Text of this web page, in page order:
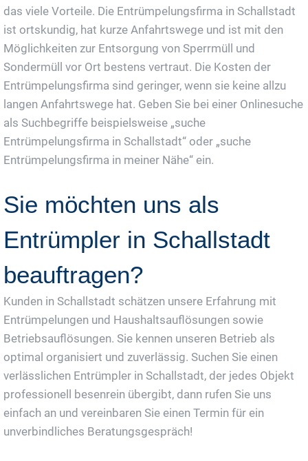
das viele Vorteile. Die Entrümpelungsfirma in Schallstadt
ist ortskundig, hat kurze Anfahrtswege und ist mit den
Möglichkeiten zur Entsorgung von Sperrmüll und
Sondermüll vor Ort bestens vertraut. Die Kosten der
Entrümpelungsfirma sind geringer, wenn sie keine allzu
langen Anfahrtswege hat. Geben Sie bei einer Onlinesuche
als Suchbegriffe beispielsweise „suche
Entrümpelungsfirma in Schallstadt“ oder „suche
Entrümpelungsfirma in meiner Nähe“ ein.
Sie möchten uns als
Entrümpler in Schallstadt
beauftragen?
Kunden in Schallstadt schätzen unsere Erfahrung mit
Entrümpelungen und Haushaltsauflösungen sowie
Betriebsauflösungen. Sie kennen unseren Betrieb als
optimal organisiert und zuverlässig. Suchen Sie einen
verlässlichen Entrümpler in Schallstadt, der jedes Objekt
professionell besenrein übergibt, dann rufen Sie uns
einfach an und vereinbaren Sie einen Termin für ein
unverbindliches Beratungsgespräch!